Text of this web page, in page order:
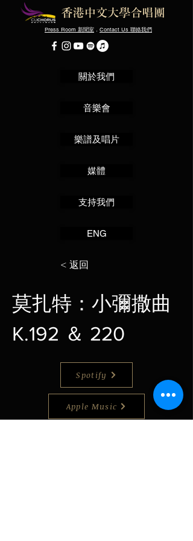
Press Room 新聞室 ． Contact Us 聯絡我們
關於我們
音樂會
樂譜及唱片
媒體
支持我們
ENG
< 返回
莫扎特：小彌撒曲
K.192 ＆ 220
Spotify
Apple Music